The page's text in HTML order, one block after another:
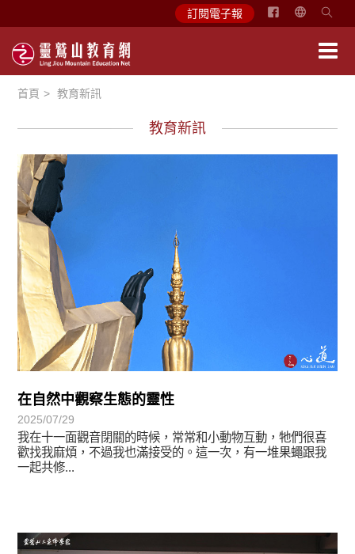
訂閱電子報
简
首頁 教育新訊
教育新訊
在自然中觀察生態的靈性
2025/07/29
我在十一面觀音閉關的時候，常常和小動物互動，牠們很喜
歡找我麻煩，不過我也滿接受的。這一次，有一堆果蠅跟我
一起共修...